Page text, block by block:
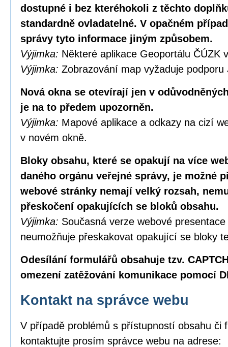
dostupné i bez kteréhokoli z těchto
standardně ovladatelné. V opačném
správy tyto informace jiným způsobem.
Výjimka: Některé aplikace Geoportálu ČÚZK
Výjimka: Zobrazování map vyžaduje podporu
Nová okna se otevírají jen v
je na to předem upozorněn.
Výjimka: Mapové aplikace a odkazy na cizí
v novém okně.
Bloky obsahu, které se opakují na více
daného orgánu veřejné správy, je možné
webové stránky nemají velký rozsah,
přeskočení opakujících se bloků obsahu.
Výjimka: Současná verze webové
neumožňuje přeskakovat opakující se bloky
Odesílání formulářů obsahuje tzv.
omezení zatěžování komunikace pomocí
Kontakt na správce webu
V případě problémů s přístupností obsahu či
kontaktujte prosím správce webu na adrese: